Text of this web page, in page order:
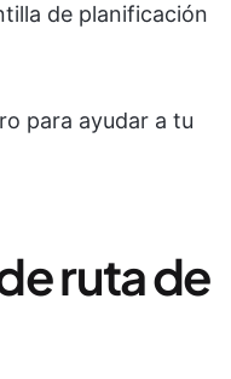
de planificación
para ayudar a tu
ruta de